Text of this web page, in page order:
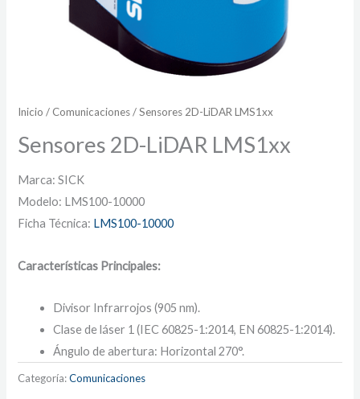
Inicio / Comunicaciones/ Sensores 2D-LiDAR LMS1xx
Sensores 2D-LiDAR LMS1xx
Marca: SICK
Modelo: LMS100-10000
Ficha Técnica: LMS100-10000
Características Principales:
Divisor Infrarrojos (905 nm).
Clase de láser 1 (IEC 60825-1:2014, EN 60825-1:2014).
Ángulo de abertura: Horizontal 270°.
Categoría:Comunicaciones